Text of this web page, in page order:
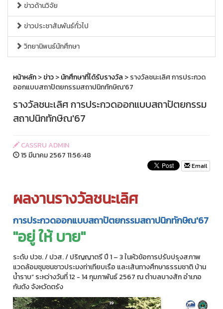
ข่าวด้านวิจัย
ข่าวประชาสัมพันธ์ทั่วไป
วิทยานิพนธ์นักศึกษา
หน้าหลัก>ข่าว>นักศึกษาที่ได้รับรางวัล > รางวัลชนะเลิศ การประกวด
ออกแบบสถาปัตยกรรมสถาปนิกทักษิณ'67
รางวัลชนะเลิศ การประกวดออกแบบสถาปัตยกรรม
สถาปนิกทักษิณ'67
CASSRU ADMIN
15 มีนาคม 2567 11:56:48
Email
ผลงานรางวัลชนะเลิศ
การประกวดออกแบบสถาปัตยกรรมสถาปนิกทักษิณ'67
"อยู่ ให้ บาย"
ระดับ ปวช. / ปวส. / ปริญญาตรี ปี 1 – 3 ในหัวข้อการปรับปรุงสภาพ
แวดล้อมชุมชนชาวประมงท่าเทียบเรือ และเส้นทางศึกษาธรรมชาติ บ้าน
น้ำราบ” ระหว่างวันที่ 12 - 14 กุมภาพันธ์ 2567 ณ ตำบลบางสัก อำเภอ
กันตัง จังหวัดตรัง